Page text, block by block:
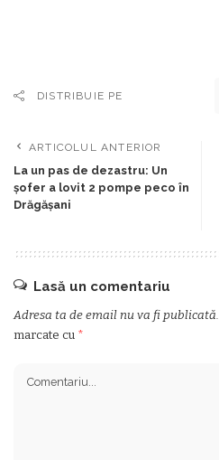
DISTRIBUIE PE
ARTICOLUL ANTERIOR
La un pas de dezastru: Un
şofer a lovit 2 pompe peco în
Drăgăşani
Lasă un comentariu
Adresa ta de email nu va fi publicată.
marcate cu *